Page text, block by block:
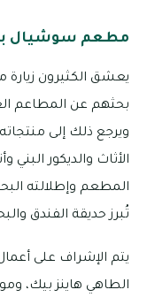
مطعم سوشيال
يعشق الكثيرون
بحثهم عن المطاعم
ويرجع ذلك إلى
الأثاث والديكور
المطعم وإطلالته
تُبرز حديقة الفندق
يتم الإشراف على
الطاهي هاينز بيك،